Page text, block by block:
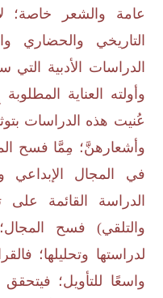
عامة والشعر خاصة؛
التاريخي والحضاري
الدراسات الأدبية
وأولته العناية
عُنيت هذه الدراسات
وأشعارهنَّ؛ مِمَّا فسح
في المجال الإبداعي
الدراسة القائمة على
والتلقي) فسح المجال؛
لدراستها وتحليلها؛
واسعًا للتأويل؛